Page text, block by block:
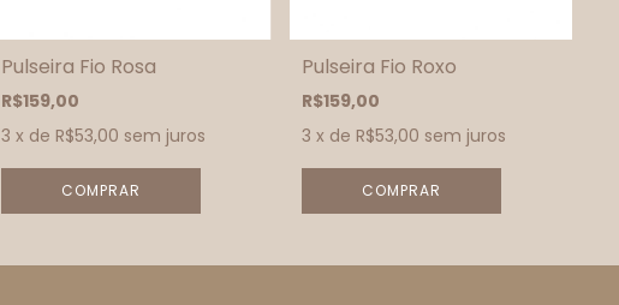
Pulseira Fio Rosa
R$159,00
3 x de R$53,00 sem juros
Pulseira Fio Roxo
R$159,00
3 x de R$53,00 sem juros